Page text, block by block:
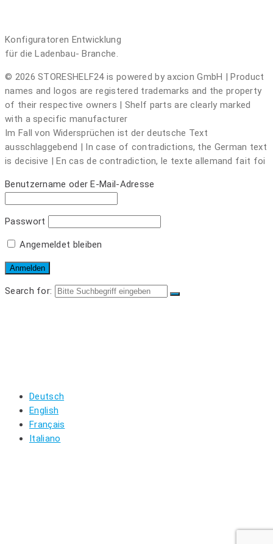
Konfiguratoren Entwicklung
für die Ladenbau- Branche.
© 2026 STORESHELF24 is powered by axcion GmbH | Product
names and logos are registered trademarks and the property
of their respective owners | Shelf parts are clearly marked
with a specific manufacturer
Im Fall von Widersprüchen ist der deutsche Text
ausschlaggebend | In case of contradictions, the German text
is decisive | En cas de contradiction, le texte allemand fait foi
Benutzername oder E-Mail-Adresse
Passwort
Angemeldet bleiben
Search for:
Deutsch
English
Français
Italiano